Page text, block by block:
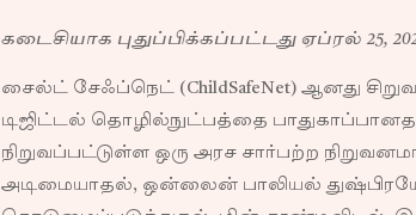
கடைசியாக புதுப்பிக்கப்பட்டது ஏப்ரல் 25,
சைல்ட் சேஃப்நெட் (ChildSafeNet) ஆனது
டிஜிட்டல் தொழில்நுட்பத்தை
நிறுவப்பட்டுள்ள ஒரு அரச சார்பற்ற
அடிமையாதல், ஒன்லைன் பாலியல்